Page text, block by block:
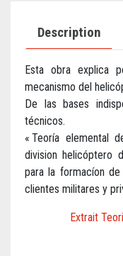
Description
Esta obra explica
mecanismo del
De las bases
técnicos.
« Teoría elemental
division helicóptero
para la formacíon
clientes militares y
Extrait